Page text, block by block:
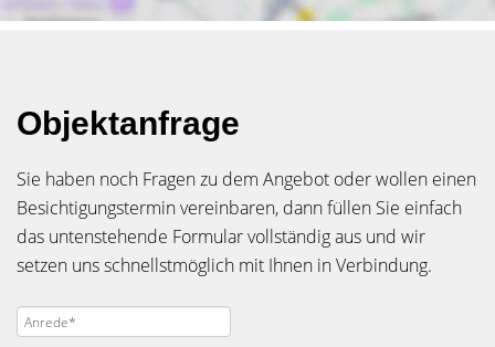
Objektanfrage
Sie haben noch Fragen zu dem Angebot oder wollen einen
Besichtigungstermin vereinbaren, dann füllen Sie einfach
das untenstehende Formular vollständig aus und wir
setzen uns schnellstmöglich mit Ihnen in Verbindung.